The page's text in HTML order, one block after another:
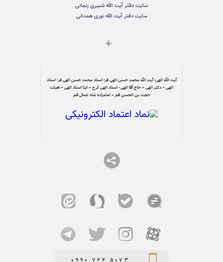
سایت دفتر آیت الله شبیری زنجانی
سایت دفتر آیت الله نوری همدانی
آیت الله الهی- آیت الله محمد حسن الهی فر- استاد محمد حسن الهی فر- استاد
الهی – دکتر الهی – حاج آقا الهی - استاد الهی کرج – ایتا استاد الهی – هیئت
حجت بن الحسن قم – امامزاده شاه جمال قم